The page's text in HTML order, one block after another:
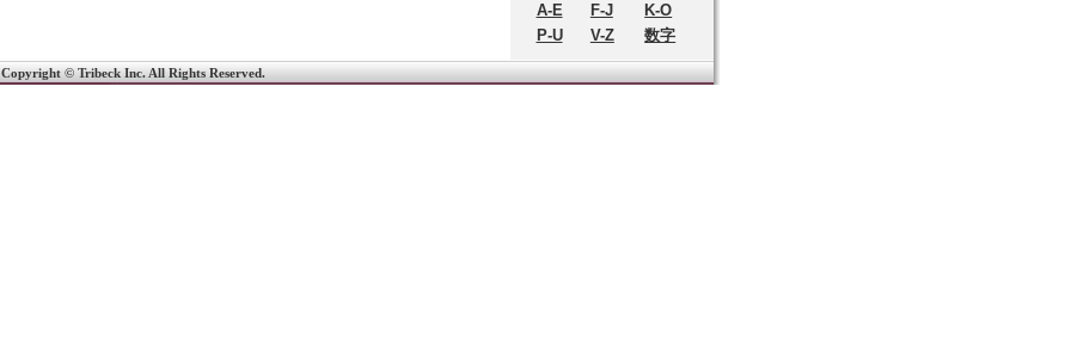
A-E
F-J
K-O
P-U
V-Z 数字
Copyright © Tribeck Inc. All Rights Reserved.